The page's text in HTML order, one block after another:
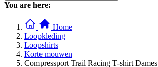
You are here:
Home
Loopkleding
Loopshirts
Korte mouwen
Compressport Trail Racing T-shirt Dames